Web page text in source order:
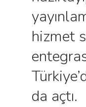
hizmet
da açtı.